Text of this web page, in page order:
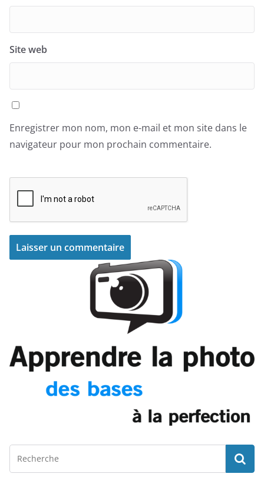
Site web
Enregistrer mon nom, mon e-mail et mon site dans le
navigateur pour mon prochain commentaire.